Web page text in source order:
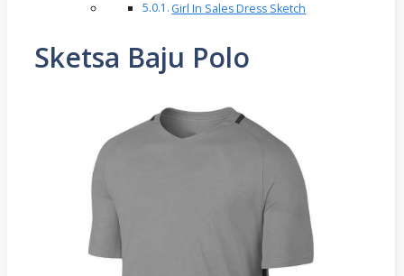
Girl In Sales Dress Sketch
Sketsa Baju Polo